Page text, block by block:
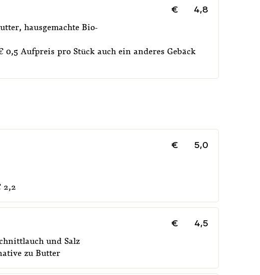
€ 4,8
hausgemachte Bio-
0,5 Aufpreis pro Stück auch ein anderes Gebäck
€ 5,0
2,2
€ 4,5
und Salz
zu Butter